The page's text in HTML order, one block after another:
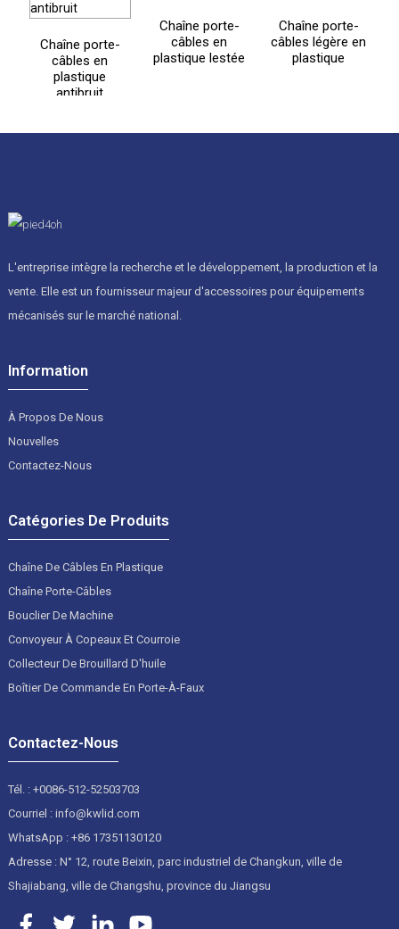
Chaîne porte-
câbles en
plastique
antibruit
Chaîne porte-
câbles en
plastique lestée
Chaîne porte-
câbles légère en
plastique
L'entreprise intègre la recherche et le développement, la production et la
vente. Elle est un fournisseur majeur d'accessoires pour équipements
mécanisés sur le marché national.
Information
À Propos De Nous
Nouvelles
Contactez-Nous
Catégories De Produits
Chaîne De Câbles En Plastique
Chaîne Porte-Câbles
Bouclier De Machine
Convoyeur À Copeaux Et Courroie
Collecteur De Brouillard D'huile
Boîtier De Commande En Porte-À-Faux
Contactez-Nous
Tél. : +0086-512-52503703
Courriel : info@kwlid.com
WhatsApp : +86 17351130120
Adresse : N° 12, route Beixin, parc industriel de Changkun, ville de
Shajiabang, ville de Changshu, province du Jiangsu